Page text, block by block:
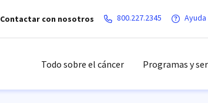
Contactar con nosotros 800.227.2345 Ayuda
Todo sobre el cáncer Programas y